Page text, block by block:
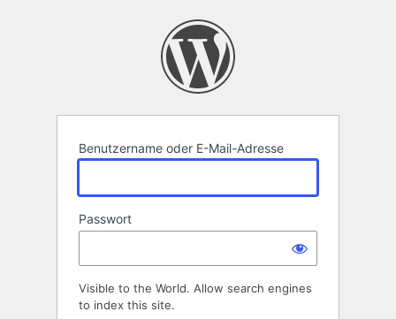
Benutzername oder E-Mail-Adresse
Passwort
Visible to the World. Allow search engines
to index this site.